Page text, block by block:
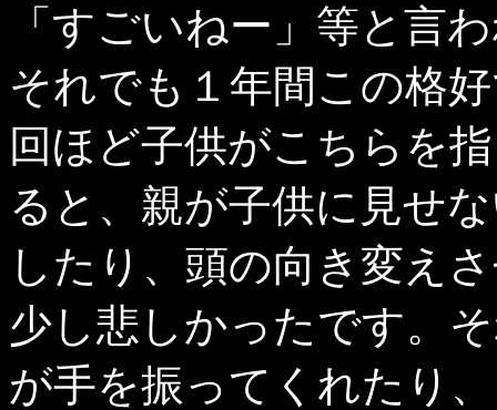
「すごいねー」等と言
それでも１年間この格
回ほど子供がこちらを
ると、親が子供に見せ
したり、頭の向き変え
少し悲しかったです。
が手を振ってくれたり